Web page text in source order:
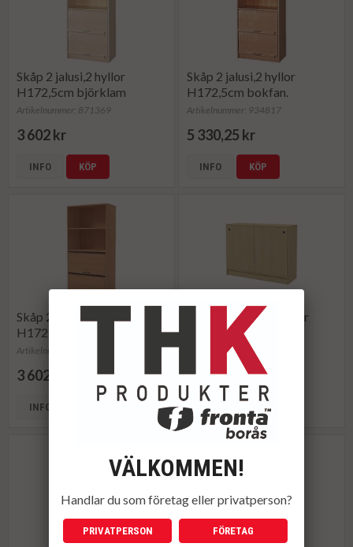
Skåp 2 jalusi,2 hyllor
H172,5cm björklam
Artikelnummer: 871369
3 602 kr
INFO KÖP
Skåp 2 jalusi,2 hyllor
H172,5cm bokfan.
Artikelnummer: 934817
5 330,25 kr
INFO KÖP
Skåp 2 jalusi,2 hyllor
H172,5cm boklam.
Artikelnummer: 871368
3 602 kr
INFO
Skåp 2xA4 skjutdörrar
H92,5cm björk
Artikelnummer: 851081
5 963,70 kr
INFO KÖP
VÄLKOMMEN!
Handlar du som företag eller privatperson?
PRIVATPERSON FÖRETAG